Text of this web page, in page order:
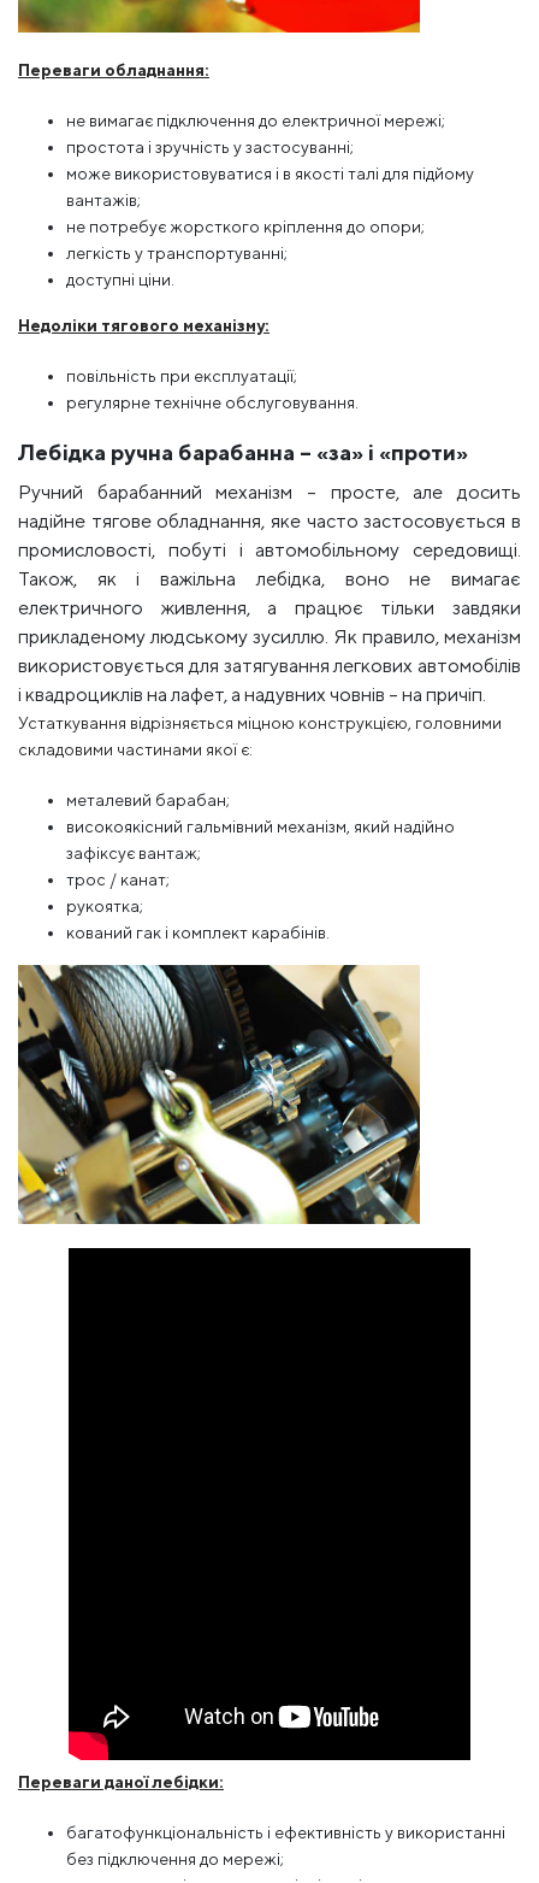
Переваги обладнання:
не вимагає підключення до електричної мережі;
простота і зручність у застосуванні;
може використовуватися і в якості талі для підйому
вантажів;
не потребує жорсткого кріплення до опори;
легкість у транспортуванні;
доступні ціни.
Недоліки тягового механізму:
повільність при експлуатації;
регулярне технічне обслуговування.
Лебідка ручна барабанна – «за» і «проти»
Ручний барабанний механізм – просте, але досить
надійне тягове обладнання, яке часто застосовується в
промисловості, побуті і автомобільному середовищі.
Також, як і важільна лебідка, воно не вимагає
електричного живлення, а працює тільки завдяки
прикладеному людському зусиллю. Як правило, механізм
використовується для затягування легкових автомобілів
і квадроциклів на лафет, а надувних човнів – на причіп.
Устаткування відрізняється міцною конструкцією, головними
складовими частинами якої є:
металевий барабан;
високоякісний гальмівний механізм, який надійно
зафіксує вантаж;
трос / канат;
рукоятка;
кований гак і комплект карабінів.
Переваги даної лебідки:
багатофункціональність і ефективність у використанні
без підключення до мережі;